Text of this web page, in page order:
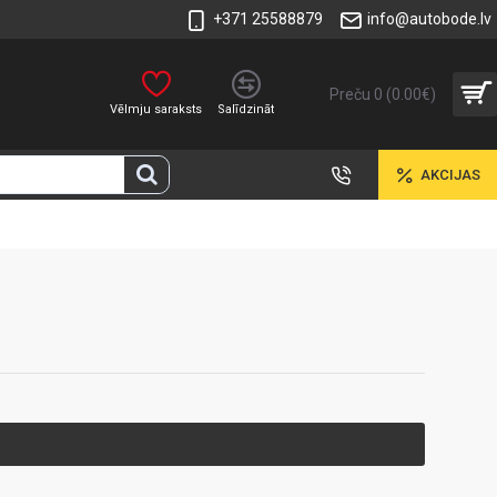
+371 25588879 info@autobode.lv
Vēlmju saraksts Salīdzināt
Preču 0 (0.00€)
AKCIJAS